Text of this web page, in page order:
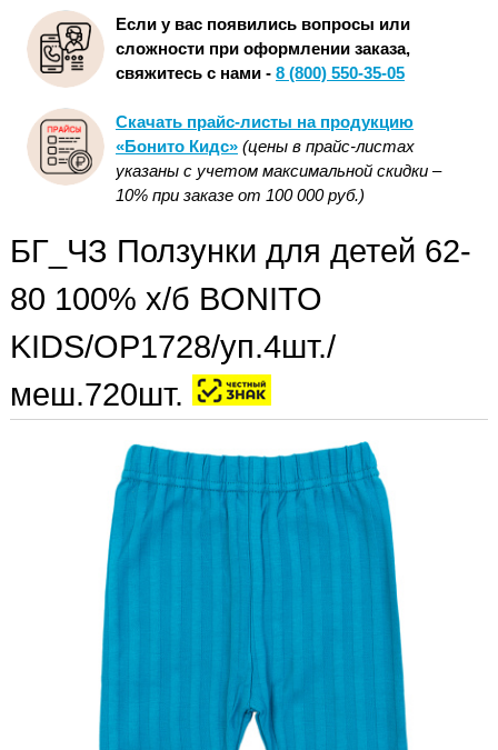
Если у вас появились вопросы или
сложности при оформлении заказа,
свяжитесь с нами - 8 (800) 550-35-05
Скачать прайс-листы на продукцию
«Бонито Кидс» (цены в прайс-листах
указаны с учетом максимальной скидки –
10% при заказе от 100 000 руб.)
БГ_ЧЗ Ползунки для детей 62-
80 100% х/б BONITO
KIDS/OP1728/уп.4шт./
меш.720шт.